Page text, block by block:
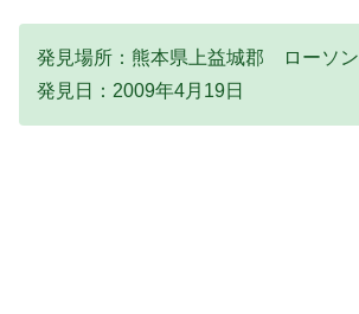
発見場所：熊本県上益城郡 ローソン
発見日：2009年4月19日